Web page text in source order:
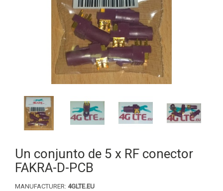
Un conjunto de 5 x RF conector
FAKRA-D-PCB
MANUFACTURER: 4GLTE.EU